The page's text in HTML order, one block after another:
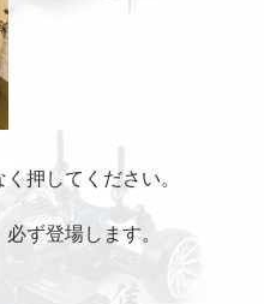
押してください。
ず登場します。